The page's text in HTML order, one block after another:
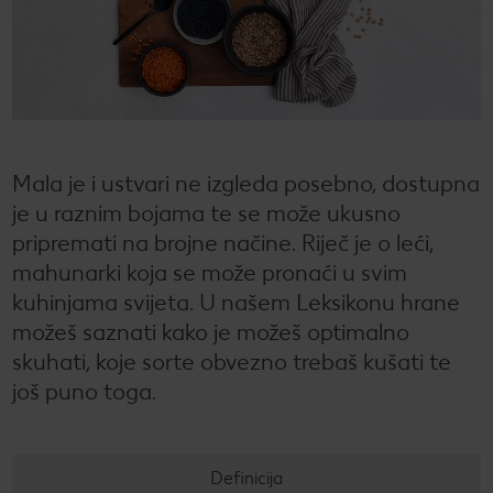
Kaufland Card i P&G te nagrađuju!
CHECK IT OUT
SILVERCREST CHECK IT OUT
LIVARNO CHECK IT OUT
ESMARA CHECK IT OUT
PARKSIDE
Magazin održivosti
Uvijek svježe - samo za tebe!
Ugovorena proizvodnja
Želiš najbolju kupnju? Dobiješ je kod nas!
Broj 1 za kupnju na jednom mjestu
Radno vrijeme nedjeljom
PRAVILA NAGRADNOG NATJEČAJA „Sup“
Popis maloprodajnih cijena
Kulinarski užici
Slobodno vrijeme
Mala je i ustvari ne izgleda posebno, dostupna
je u raznim bojama te se može ukusno
pripremati na brojne načine. Riječ je o leći,
mahunarki koja se može pronaći u svim
kuhinjama svijeta. U našem Leksikonu hrane
možeš saznati kako je možeš optimalno
skuhati, koje sorte obvezno trebaš kušati te
još puno toga.
Definicija